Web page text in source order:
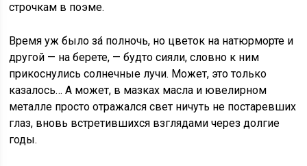
строчкам в поэме.
Время уж было за́ полночь, но цветок на натюрморте и
другой — на берете, — будто сияли, словно к ним
прикоснулись солнечные лучи. Может, это только
казалось… А может, в мазках масла и ювелирном
металле просто отражался свет ничуть не постаревших
глаз, вновь встретившихся взглядами через долгие
годы.